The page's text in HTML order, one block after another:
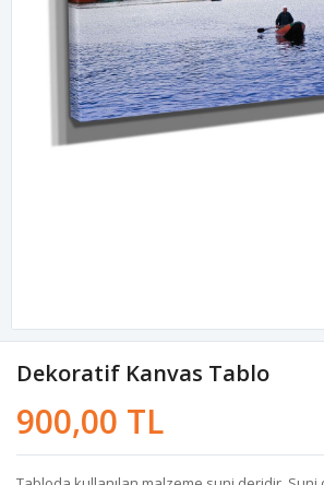
Dekoratif Kanvas Tablo
900,00 TL